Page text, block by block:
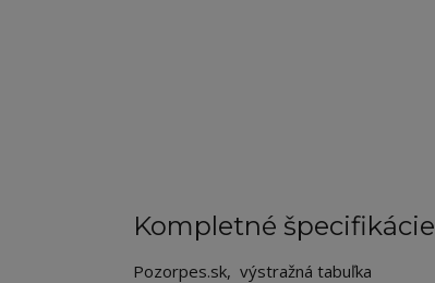
Kompletné špecifikácie
Pozorpes.sk, výstražná tabuľka